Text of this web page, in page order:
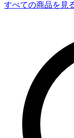
すべての商品を見